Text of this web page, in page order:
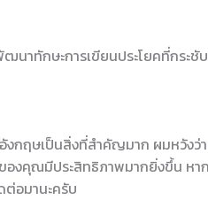
นาทักษะการเขียนประโยคที่กระชั
อังกฤษเป็นสิ่งที่สำคัญมาก ผมหวัง
องคุณมีประสิทธิภาพมากยิ่งขึ้น ห
ต่อมานะครับ